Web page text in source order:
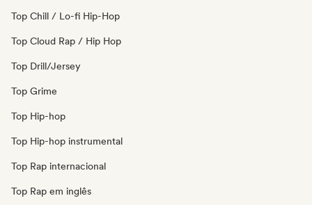
Top Chill / Lo-fi Hip-Hop
Top Cloud Rap / Hip Hop
Top Drill/Jersey
Top Grime
Top Hip-hop
Top Hip-hop instrumental
Top Rap internacional
Top Rap em inglês